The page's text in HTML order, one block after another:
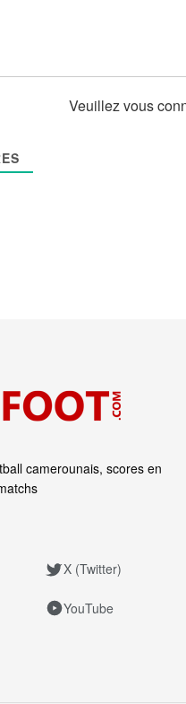
Veuillez vous
camerounais, scores en
X (Twitter)
YouTube